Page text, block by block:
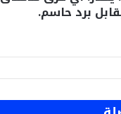
برد حاسم.